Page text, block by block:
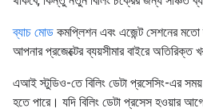
ব্যাচ মোড কমপ্লিশন এবং এজেন্ট সেশনের
আপনার প্রজেক্টের ব্যয়সীমার বাইরে অতিরিক্ত
এআই স্টুডিও-তে বিলিং ডেটা প্রসেসিং-এর সময়
হতে পারে। যদি বিলিং ডেটা প্রসেস হওয়ার